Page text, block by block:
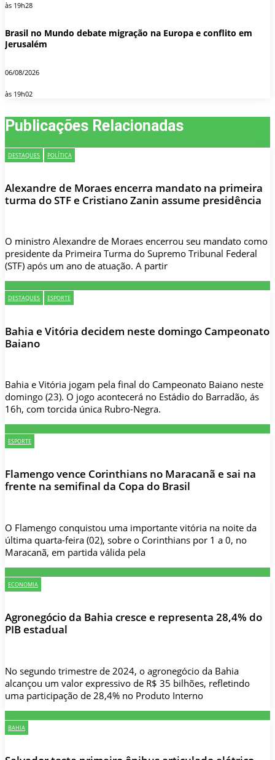
às 19h28
Brasil no Mundo debate migração na Europa e conflito em
Jerusalém
06/08/2026
às 19h02
Publicações Relacionadas
DESTAQUES POLÍTICA
Alexandre de Moraes encerra mandato na primeira
turma do STF e Cristiano Zanin assume presidência
O ministro Alexandre de Moraes encerrou seu mandato como
presidente da Primeira Turma do Supremo Tribunal Federal
(STF) após um ano de atuação. A partir
DESTAQUES ESPORTE
Bahia e Vitória decidem neste domingo Campeonato
Baiano
Bahia e Vitória jogam pela final do Campeonato Baiano neste
domingo (23). O jogo acontecerá no Estádio do Barradão, ás
16h, com torcida única Rubro-Negra.
ESPORTE
Flamengo vence Corinthians no Maracanã e sai na
frente na semifinal da Copa do Brasil
O Flamengo conquistou uma importante vitória na noite da
última quarta-feira (02), sobre o Corinthians por 1 a 0, no
Maracanã, em partida válida pela
ECONOMIA
Agronegócio da Bahia cresce e representa 28,4% do
PIB estadual
No segundo trimestre de 2024, o agronegócio da Bahia
alcançou um valor expressivo de R$ 35 bilhões, refletindo
uma participação de 28,4% no Produto Interno
BAHIA